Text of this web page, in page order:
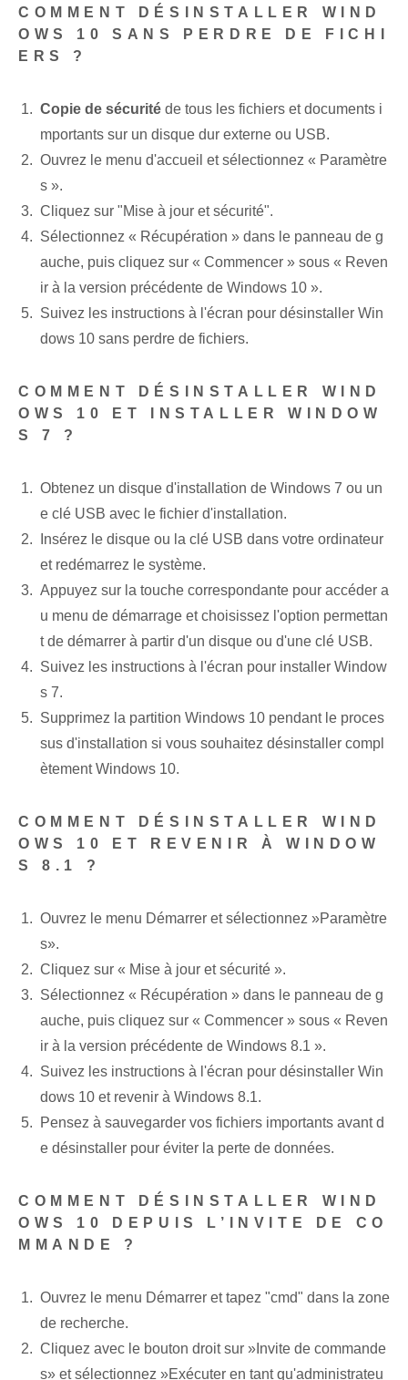
COMMENT DÉSINSTALLER WIND
OWS 10 SANS PERDRE DE FICHI
ERS ?
Copie de sécurité de tous les fichiers et documents i
mportants sur un disque dur externe ou USB.
Ouvrez le menu d'accueil et sélectionnez « Paramètre
s ».
Cliquez sur "Mise à jour et sécurité".
Sélectionnez « Récupération » dans le panneau de g
auche, puis cliquez sur « Commencer » sous « Reven
ir à la version précédente de Windows 10 ».
Suivez les instructions à l'écran pour désinstaller Win
dows 10 sans perdre de fichiers.
COMMENT DÉSINSTALLER WIND
OWS 10 ET INSTALLER WINDOW
S 7 ?
Obtenez un disque d'installation de Windows 7 ou un
e clé USB avec le fichier d'installation.
Insérez le disque ou la clé USB dans votre ordinateur
et redémarrez le système.
Appuyez sur la touche correspondante pour accéder a
u menu de démarrage et choisissez l'option permettan
t de démarrer à partir d'un disque ou d'une clé USB.
Suivez les instructions à l'écran pour installer Window
s 7.
Supprimez la partition Windows 10 pendant le proces
sus d'installation si vous souhaitez désinstaller compl
ètement Windows 10.
COMMENT DÉSINSTALLER WIND
OWS 10 ET REVENIR À WINDOW
S 8.1 ?
Ouvrez le menu Démarrer et sélectionnez ⁤»Paramètre
s».
Cliquez sur « Mise à jour⁤ et sécurité ».
Sélectionnez « Récupération » dans le panneau de g
auche, puis cliquez sur « Commencer » sous « Reven
ir à la version précédente de Windows 8.1 ».
Suivez les instructions à l'écran pour désinstaller Win
dows 10 et revenir à Windows 8.1.
Pensez à sauvegarder vos fichiers importants avant d
e désinstaller pour éviter la perte de données.
COMMENT DÉSINSTALLER WIND
OWS 10 DEPUIS L’INVITE DE CO
MMANDE ?
Ouvrez le menu Démarrer et tapez "cmd" dans la zone
de recherche.
Cliquez avec le bouton droit sur ‍»Invite de commande
s» et sélectionnez ‌»Exécuter en tant qu'administrateu